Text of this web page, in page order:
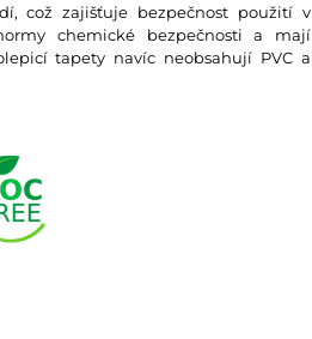
což zajišťuje bezpečnost použití v
chemické bezpečnosti a mají
tapety navíc neobsahují PVC a